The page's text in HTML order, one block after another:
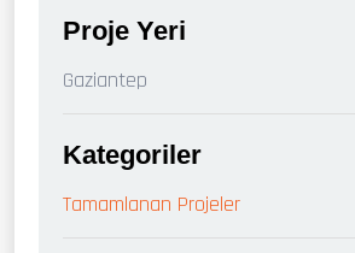
Proje Yeri
Gaziantep
Kategoriler
Tamamlanan Projeler